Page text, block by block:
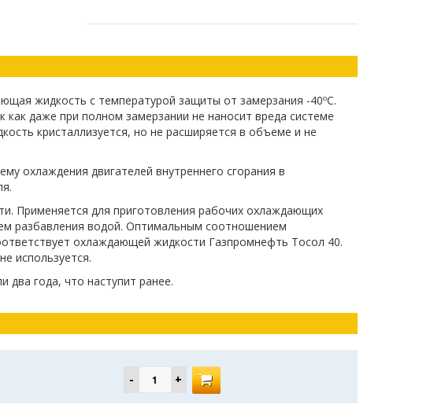
жидкость с температурой защиты от замерзания -40ºС.
даже при полном замерзании не наносит вреда системе
кристаллизуется, но не расширяется в объеме и не
охлаждения двигателей внутреннего сгорания в
Применяется для приготовления рабочих охлаждающих
разбавления водой. Оптимальным соотношением
охлаждающей жидкости Газпромнефть Тосол 40.
используется.
два года, что наступит ранее.